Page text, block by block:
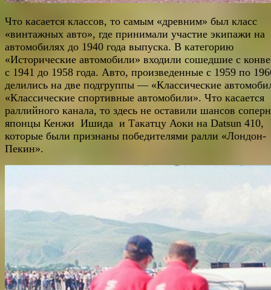
Что касается классов, то самым «древним» был класс
«винтажных авто», где принимали участие экипажи на
автомобилях до 1940 года выпуска. В категорию
«Исторические автомобили» входили сошедшие с
с 1941 до 1958 года. Авто, произведенные с 1959 по
делились на две подгруппы — «Классические
«Классические спортивные автомобили». Что касается
раллийного канала, то здесь не оставили шансов
японцы Кенжи Ишида и Такатцу Аоки на Datsun 410,
которые были признаны победителями ралли «Лондон-
Пекин».